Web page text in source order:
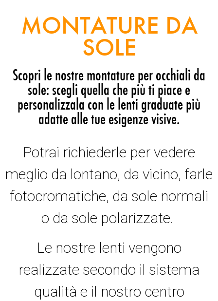
MONTATURE DA
SOLE
Scopri le nostre montature per occhiali da
sole: scegli quella che più ti piace e
personalizzala con le lenti graduate più
adatte alle tue esigenze visive.
Potrai richiederle per vedere
meglio da lontano, da vicino, farle
fotocromatiche, da sole normali
o da sole polarizzate.
Le nostre lenti vengono
realizzate secondo il sistema
qualità e il nostro centro